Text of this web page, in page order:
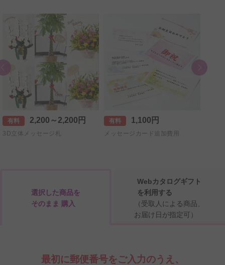
有料 2,200～2,200円
3D立体メッセージ札
有料 1,100円
メッセージカード追加費用
選択した商品を
そのまま 購入
Webカタログギフト
を利用する
（受取人による商品、
お届け日が指定可）
最初に郵便番号をご入力のうえ、